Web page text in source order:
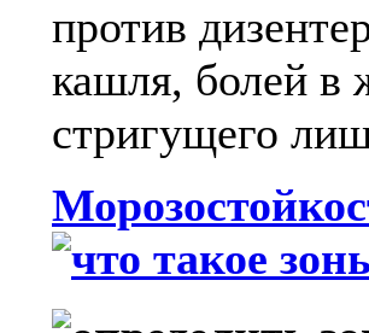
против
кашля, болей в
стригущего